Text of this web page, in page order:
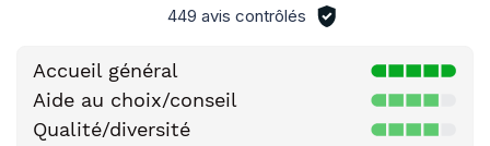
449 avis contrôlés
Accueil général
Aide au choix/conseil
Qualité/diversité